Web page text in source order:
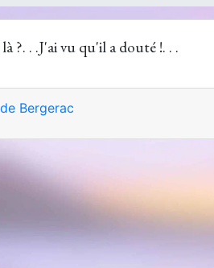
?. . .J'ai vu qu'il a douté !. . .
Bergerac